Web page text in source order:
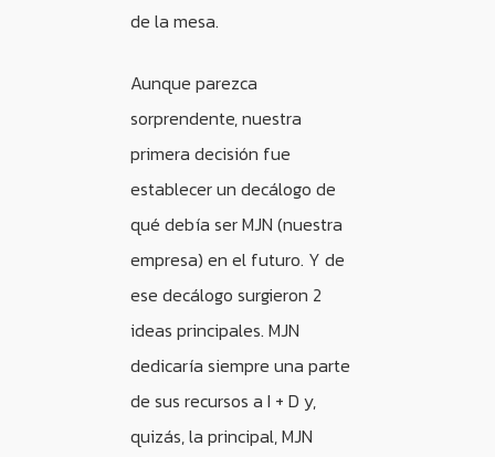
de la mesa.
Aunque parezca
sorprendente, nuestra
primera decisión fue
establecer un decálogo de
qué debía ser MJN (nuestra
empresa) en el futuro. Y de
ese decálogo surgieron 2
ideas principales. MJN
dedicaría siempre una parte
de sus recursos a I + D y,
quizás, la principal, MJN